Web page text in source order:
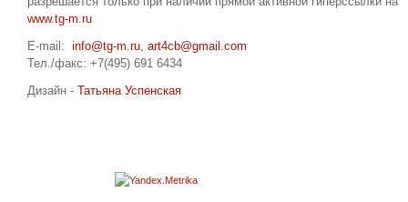
www.tg-m.ru
E-mail: info@tg-m.ru, art4cb@gmail.com
Тел./факс: +7(495) 691 6434
Дизайн - Татьяна Успенская